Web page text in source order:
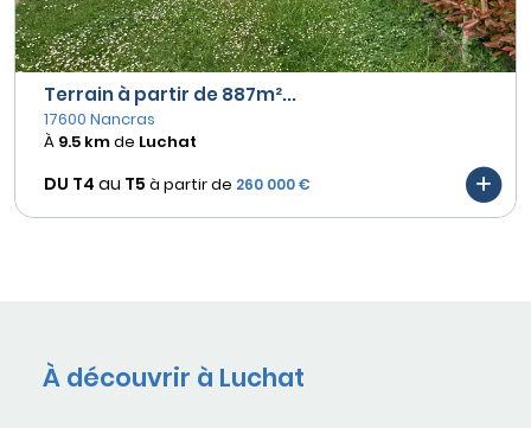
Terrain à partir de 887m²...
17600 Nancras
À 9.5 kmde Luchat
DU T4 au T5 à partir de 260 000 €
À découvrir à Luchat